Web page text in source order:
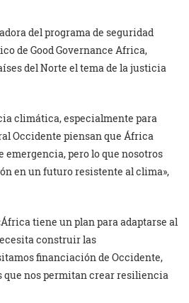
del programa de seguridad
de Good Governance Africa,
del Norte el tema de la justicia
climática, especialmente para
Occidente piensan que África
emergencia, pero lo que nosotros
en un futuro resistente al clima»,
tiene un plan para adaptarse al
construir las
financiación de Occidente,
nos permitan crear resiliencia